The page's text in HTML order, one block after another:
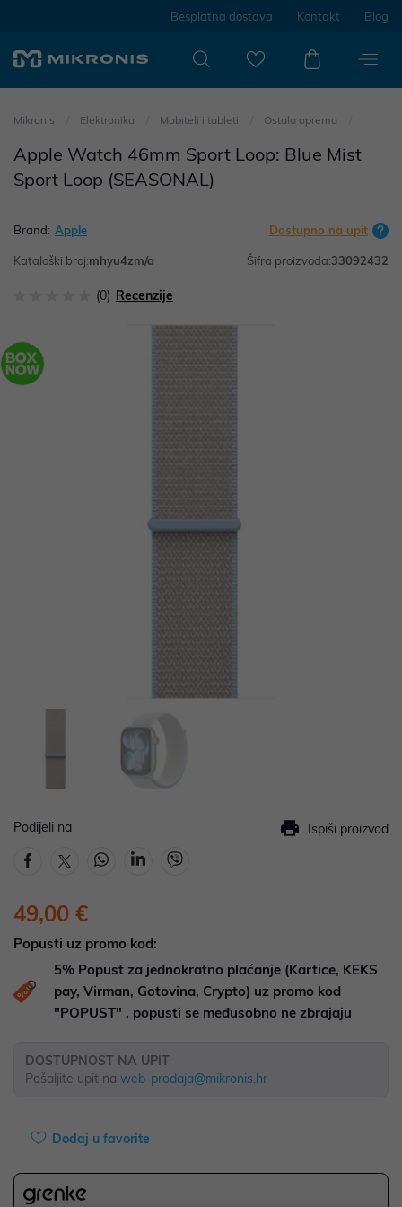
Besplatna dostava Kontakt Blog
Mikronis Elektronika Mobiteli i tableti Ostala oprema
Apple Watch 46mm Sport Loop: Blue Mist
Sport Loop (SEASONAL)
Brand: Apple Dostupno na upit
Kataloški broj:mhyu4zm/a Šifra proizvoda:33092432
(0) Recenzije
Podijeli na Ispiši proizvod
49,00 €
Popusti uz promo kod:
5% Popust za jednokratno plaćanje (Kartice, KEKS
pay, Virman, Gotovina, Crypto) uz promo kod
"POPUST" , popusti se međusobno ne zbrajaju
DOSTUPNOST NA UPIT
Pošaljite upit na web-prodaja@mikronis.hr
Dodaj u favorite